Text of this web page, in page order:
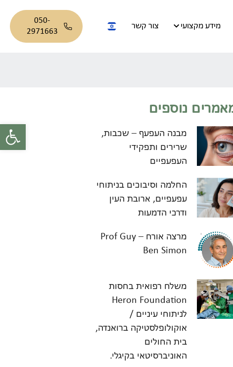
פתח
מידע מקצועי צור קשר
050-
2971663
נוספים
מבנה העפעף – שכבות,
שרירים ותפקידי
העפעפיים
החלמה וסיבוכים בניתוחי
עפעפיים, ארובת העין
ודרכי הדמעות
מרצה אורח – Prof Guy
Ben Simon
משלח רפואית בחסות
Heron Foundation
לניתוחי עיניים /
אוקולופלסטיקה ברואנדה,
בית החולים
האוניברסיטאי בקיגלי.